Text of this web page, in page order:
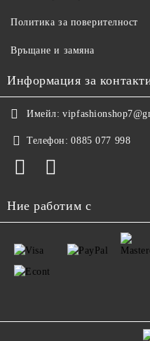
Политика за поверителност
Връщане и замяна
Информация за
Имейл:
Телефон: 0885 077 998
Ние работим с